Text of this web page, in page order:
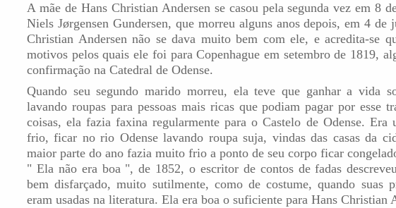
A mãe de Hans Christian Andersen se casou pela segunda vez em 8
Niels Jørgensen Gundersen, que morreu alguns anos depois, em 4 de
Christian Andersen não se dava muito bem com ele, e acredita-se
motivos pelos quais ele foi para Copenhague em setembro de 1819,
confirmação na Catedral de Odense.
Quando seu segundo marido morreu, ela teve que ganhar a vida
lavando roupas para pessoas mais ricas que podiam pagar por esse
coisas, ela fazia faxina regularmente para o Castelo de Odense. Era
frio, ficar no rio Odense lavando roupa suja, vindas das casas da
maior parte do ano fazia muito frio a ponto de seu corpo ficar
" Ela não era boa ", de 1852, o escritor de contos de fadas
bem disfarçado, muito sutilmente, como de costume, quando suas
eram usadas na literatura. Ela era boa o suficiente para Hans Christian